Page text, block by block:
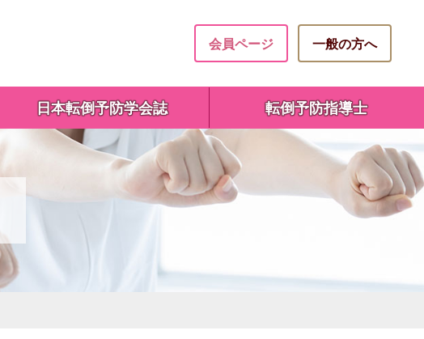
会員ページ 一般の方へ
日本転倒予防学会誌 転倒予防指導士